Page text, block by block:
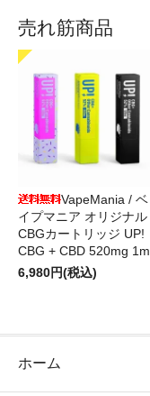
売れ筋商品
VapeMania / ベ
イプマニア オリジナル
CBGカートリッジ UP!
CBG + CBD 520mg 1ml
6,980円(税込)
ホーム